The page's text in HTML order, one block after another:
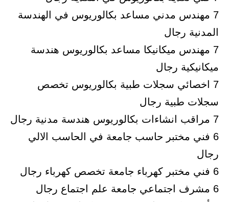
7 مهندس مدني مساعد بكالوريوس في الهندسة
المدنية رجال
7 مهندس ميكانيكا مساعد بكالوريوس هندسة
ميكانيكية رجال
7 اخصائي سجلات طبية بكالوريوس تخصص
سجلات طبية رجال
7 مراقب انشاءات بكالوريوس هندسة مدنية رجال
6 فني مختبر حاسب جامعة في الحاسب الالي
رجال
6 فني مختبر كهرباء جامعة تخصص كهرباء رجال
6 مشرف اجتماعي جامعة علم اجتماع رجال